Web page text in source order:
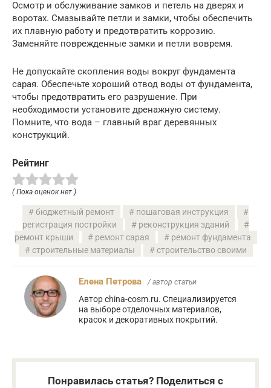
Осмотр и обслуживание замков и петель на дверях и
воротах. Смазывайте петли и замки, чтобы обеспечить
их плавную работу и предотвратить коррозию.
Заменяйте поврежденные замки и петли вовремя.
Не допускайте скопления воды вокруг фундамента
сарая. Обеспечьте хороший отвод воды от фундамента,
чтобы предотвратить его разрушение. При
необходимости установите дренажную систему.
Помните, что вода – главный враг деревянных
конструкций.
Рейтинг
( Пока оценок нет )
бюджетный ремонт
пошаговая инструкция
регистрация постройки
реконструкция зданий
ремонт крыши
ремонт сарая
ремонт фундамента
строительные материалы
строительство своими
Елена Петрова / автор статьи
Автор china-cosm.ru. Специализируется
на выборе отделочных материалов,
красок и декоративных покрытий.
Понравилась статья? Поделиться с